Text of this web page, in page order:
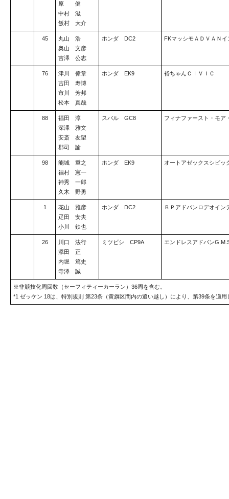
原 健
中村 滋
飯村 大介
45
丸山 浩
奥山 文彦
吉澤 公志
ホンダ DC2 FKマッシモＡＤＶＡＮイ
76
津川 偉章
吉田 寿博
市川 芳邦
松本 真哉
ホンダ EK9 裕ちゃんＣＩＶＩＣ
88
福田 淳
深澤 雅文
安斎 友望
郡司 諭
スバル GC8 フィナファースト・モア
98
能城 重之
福村 憲一
神秀 一郎
久木 野勇
ホンダ EK9 オートアゼックスシビッ
1
花山 雅彦
疋田 安夫
小川 鉄也
ホンダ DC2 ＢＰアドバンロデオイン
26
川口 法行
添田 正
内堀 篤史
寺澤 誠
ミツビシ CP9A エンドレスアドバン
※非競技化周回数（セーフィティーカーラン）36周を含む。
*1 ゼッケン 18は、特別規則 第23条（黄旗区間内の追い越し）により、第39条を適